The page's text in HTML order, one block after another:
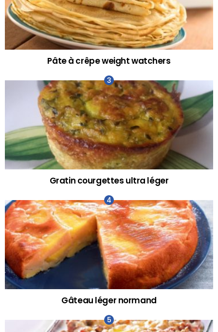
Pâte à crêpe weight watchers
Gratin courgettes ultra léger
Gâteau léger normand